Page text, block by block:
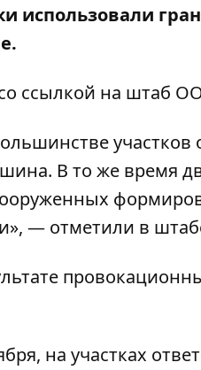
использовали
ссылкой на штаб
участков
В то же время
— отметили в
на участках